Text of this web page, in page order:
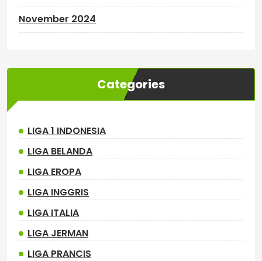
November 2024
Categories
LIGA 1 INDONESIA
LIGA BELANDA
LIGA EROPA
LIGA INGGRIS
LIGA ITALIA
LIGA JERMAN
LIGA PRANCIS